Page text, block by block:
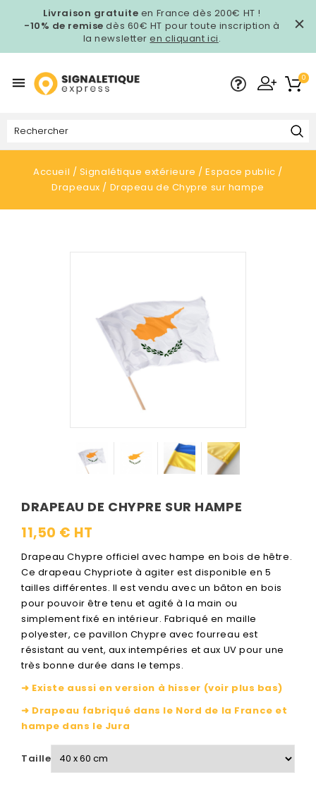
Livraison gratuite en France dès 200€ HT !
-10% de remise dès 60€ HT pour toute inscription à
la newsletteren cliquant ici.
 0
Accueil Signalétique extérieure
Espace public
Drapeaux
Drapeau de Chypre sur hampe
DRAPEAU DE CHYPRE SUR HAMPE
11,50 € HT
Drapeau Chypre officiel avec hampe en bois de hêtre.
Ce drapeau Chypriote à agiter est disponible en 5
tailles différentes. Il est vendu avec un bâton en bois
pour pouvoir être tenu et agité à la main ou
simplement fixé en intérieur. Fabriqué en maille
polyester, ce pavillon Chypre avec fourreau est
résistant au vent, aux intempéries et aux UV pour une
très bonne durée dans le temps.
➜ Existe aussi en version à hisser (voir plus bas)
➜ Drapeau fabriqué dans le Nord de la France et
hampe dans le Jura
Taille